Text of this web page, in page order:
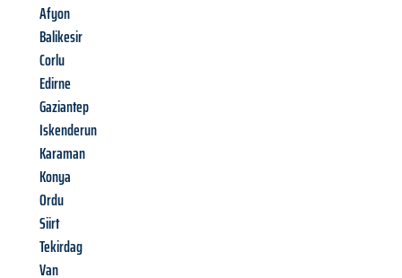
Afyon
Balikesir
Corlu
Edirne
Gaziantep
Iskenderun
Karaman
Konya
Ordu
Siirt
Tekirdag
Van